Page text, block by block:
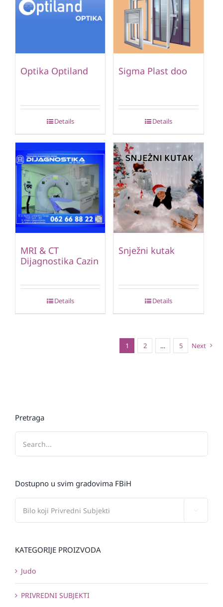
Optika Optiland
Details
Sigma Plast doo
Details
MRI & CT
Dijagnostika Cazin
Details
Snježni kutak
Details
1 2 … 5 Next
Pretraga
Dostupno u svim gradovima FBiH
KATEGORIJE PROIZVODA
Judo
PRIVREDNI SUBJEKTI